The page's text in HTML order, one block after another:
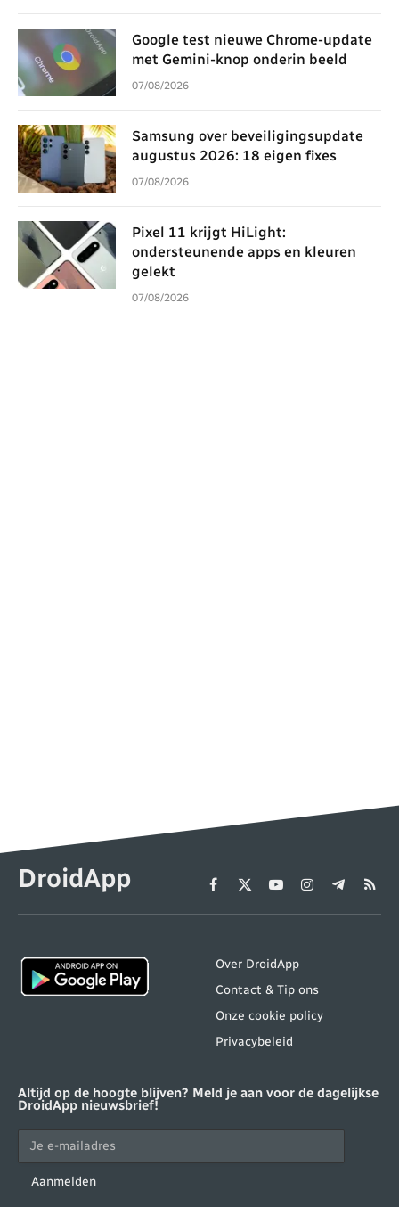
Google test nieuwe Chrome-update
met Gemini-knop onderin beeld
07/08/2026
Samsung over beveiligingsupdate
augustus 2026: 18 eigen fixes
07/08/2026
Pixel 11 krijgt HiLight:
ondersteunende apps en kleuren
gelekt
07/08/2026
DroidApp Facebook
X
(Twitter)
YouTubeInstagram
Telegram
RSS
Over DroidApp
Contact & Tip ons
Onze cookie policy
Privacybeleid
Altijd op de hoogte blijven? Meld je aan voor de dagelijkse
DroidApp nieuwsbrief!
Aanmelden